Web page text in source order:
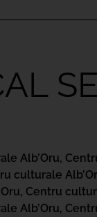
Alb’Oru,
culturale
Centru
Alb’Oru,